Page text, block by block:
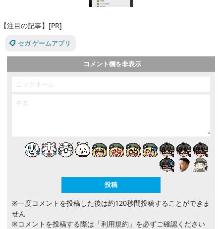
【注目の記事】[PR]
セガ ゲームアプリ
コメント欄を非表示
※一度コメントを投稿した後は約120秒間投稿することができま
せん
※コメントを投稿する際は 「利用規約」 を必ずご確認ください